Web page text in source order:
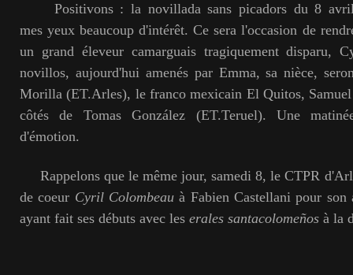
Positivons : la novillada sans picadors du 8 avril
mes yeux beaucoup d'intérêt. Ce sera l'occasion de
un grand éleveur camarguais tragiquement disparu,
novillos, aujourd'hui amenés par Emma, sa nièce,
Morilla (ET.Arles), le franco mexicain El Quitos,
côtés de Tomas González (ET.Teruel). Une
d'émotion.
Rappelons que le même jour, samedi 8, le CTPR
de coeur Cyril Colombeau à Fabien Castellani pour
ayant fait ses débuts avec les erales santacolomeños à la